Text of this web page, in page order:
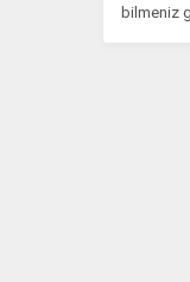
bilmeniz